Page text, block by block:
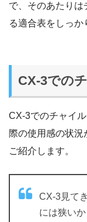
で、そのあたりは
る適合表をしっか
CX-3での
CX-3でのチャイ
際の使用感の状
ご紹介します。
CX-3見て
には狭い